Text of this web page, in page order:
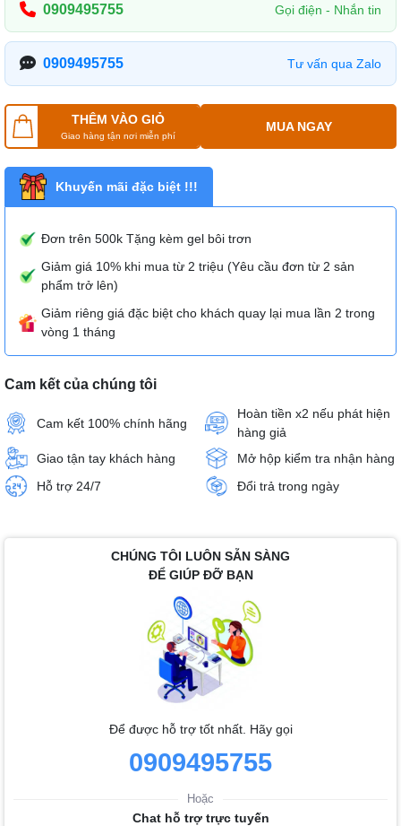
0909495755 Gọi điện - Nhắn tin
0909495755 Tư vấn qua Zalo
THÊM VÀO GIỎ
Giao hàng tận nơi miễn phí
MUA NGAY
Khuyến mãi đặc biệt !!!
Đơn trên 500k Tặng kèm gel bôi trơn
Giảm giá 10% khi mua từ 2 triệu (Yêu cầu đơn từ 2 sản
phẩm trở lên)
Giảm riêng giá đặc biệt cho khách quay lại mua lần 2 trong
vòng 1 tháng
Cam kết của chúng tôi
Cam kết 100% chính hãng
Hoàn tiền x2 nếu phát hiện
hàng giả
Giao tận tay khách hàng
Mở hộp kiểm tra nhận hàng
Hỗ trợ 24/7
Đổi trả trong ngày
CHÚNG TÔI LUÔN SẴN SÀNG
ĐỂ GIÚP ĐỠ BẠN
Để được hỗ trợ tốt nhất. Hãy gọi
0909495755
Hoặc
Chat hỗ trợ trực tuyến